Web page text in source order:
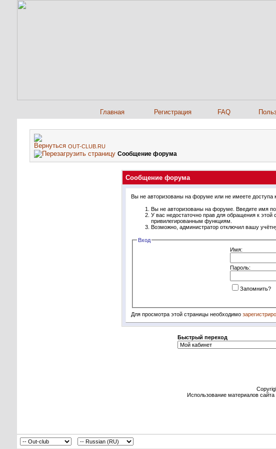
Главная Регистрация FAQ
OUT-CLUB.RU
Сообщение форума
Сообщение форума
Вы не авторизованы на форуме или не имеете доступа
Вы не авторизованы на форуме. Введите имя
У вас недостаточно прав для обращения к
привилегированным функциям.
Возможно, администратор отключил вашу
Вход
Имя:
Пароль:
Запомнить?
Для просмотра этой страницы необходимо
Быстрый переход
Использование материалов